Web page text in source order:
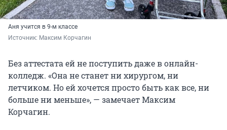
Аня учится в 9-м классе
Источник: Максим Корчагин
Без аттестата ей не поступить даже в онлайн-
колледж. «Она не станет ни хирургом, ни
летчиком. Но ей хочется просто быть как все, ни
больше ни меньше», — замечает Максим
Корчагин.